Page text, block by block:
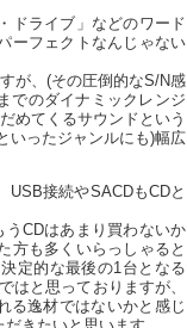
ドライブ」などのワード
ーフェクトなんじゃない
が、(その圧倒的なS/N感
でのダイナミックレンジ
めてくるサウンドという
いったジャンルにも)幅広
USB接続やSACDもCDと
CDはあまり買わないか
方も多くいらっしゃると
定的な最後の1台となる
はと思っておりますが、
る逸材ではないかと感じ